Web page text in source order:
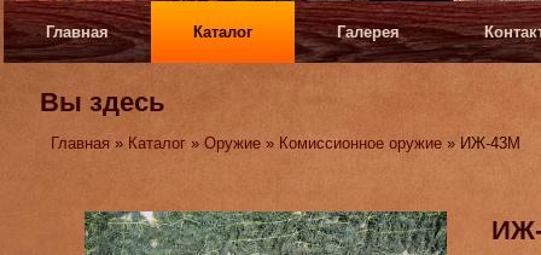
Главная Каталог Галерея
Вы здесь
Главная » Каталог »Оружие » Комиссионное оружие » ИЖ-43М